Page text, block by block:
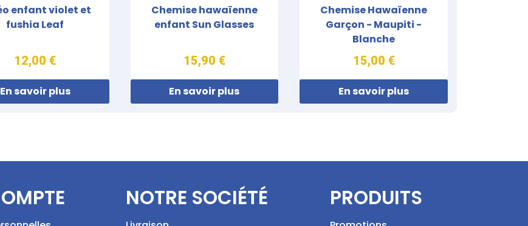
enfant violet et
fushia Leaf
12,00 €
En savoir plus
Chemise hawaïenne
enfant Sun Glasses
15,90 €
En savoir plus
Chemise Hawaïenne
Garçon - Maupiti -
Blanche
15,00 €
En savoir plus
NOTRE SOCIÉTÉ PRODUITS